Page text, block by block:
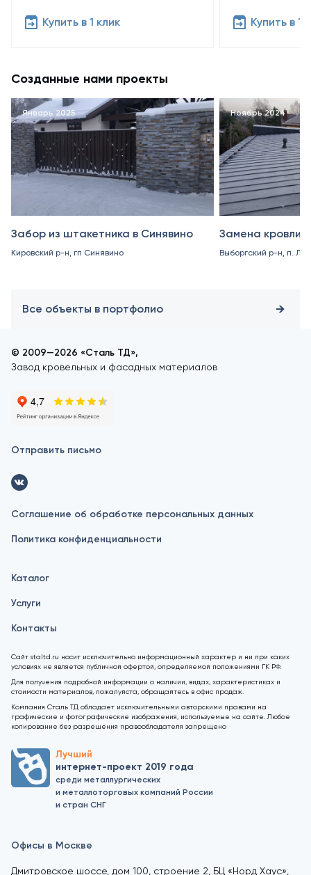
Купить в 1 клик Купить в 1
Созданные нами проекты
Январь 2025
Забор из штакетника в Синявино
Кировский р-н, гп Синявино
Ноябрь 2024
Замена кровли
Выборгский р-н, п.
Все объекты в портфолио
© 2009—2026 «Сталь ТД»,
Завод кровельных и фасадных материалов
Отправить письмо
Соглашение об обработке персональных данных
Политика конфиденциальности
Каталог
Услуги
Контакты
Сайт staltd.ru носит исключительно информационный характер и ни при каких
условиях не является публичной офертой, определяемой положениями ГК РФ.
Для получения подробной информации о наличии, видах, характеристиках и
стоимости материалов, пожалуйста, обращайтесь в офис продаж.
Компания Сталь ТД обладает исключительными авторскими правами на
графические и фотографические изображения, используемые на сайте. Любое
копирование без разрешения правообладателя запрещено
Лучший
интернет-проект 2019 года
среди металлургических
и металлоторговых компаний России
и стран СНГ
Офисы в Москве
Дмитровское шоссе, дом 100, строение 2, БЦ «Норд Хаус»,